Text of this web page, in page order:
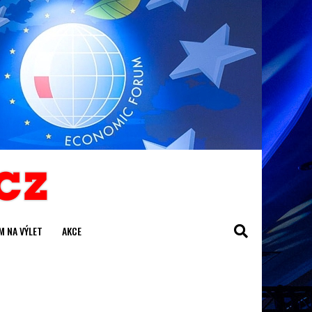
NA VÝLET AKCE